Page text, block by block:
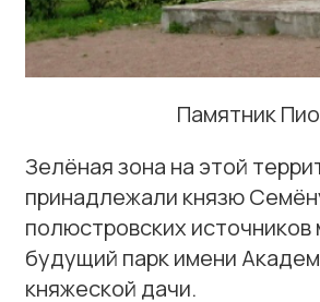
Памятник
Зелёная зона на этой
принадлежали князю
полюстровских
будущий парк имени
княжеской дачи.